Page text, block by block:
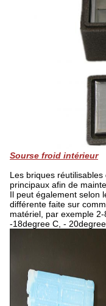
Sourse froid intérieur
Les briques
principaux afin de
Il peut également selon
différente faite sur
matériel, par exemple
-18degree C, -